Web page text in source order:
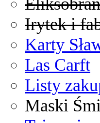
Irytek i
Karty
Las Carft
Listy
Maski